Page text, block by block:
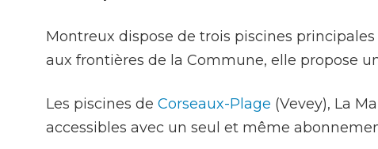
Environnement
Montreux dispose de trois piscines
aux frontières de la Commune, elle propose
Les piscines de Corseaux-Plage (Vevey), La
accessibles avec un seul et même